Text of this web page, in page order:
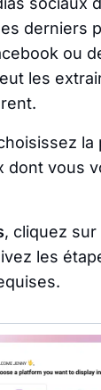
derniers
ou
les
dont vous
, cliquez sur
les